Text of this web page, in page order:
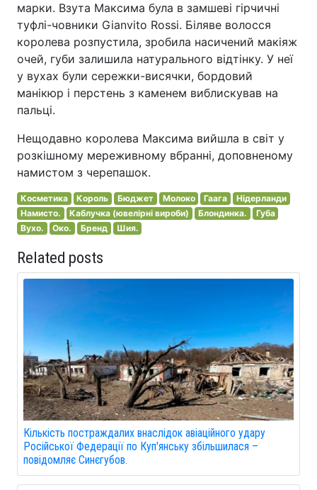
марки. Взута Максима була в замшеві гірчичні
туфлі-човники Gianvito Rossi. Біляве волосся
королева розпустила, зробила насичений макіяж
очей, губи залишила натурального відтінку. У неї
у вухах були сережки-висячки, бордовий
манікюр і перстень з каменем виблискував на
пальці.
Нещодавно королева Максима вийшла в світ у
розкішному мереживному вбранні, доповненому
намистом з черепашок.
Косметика Король Бюджет Молоко Гаага
Нідерланди
Намисто.
Каблучка (ювелірні вироби) Блондинка.
Губа
Вухо.
Око. Бренд Шия.
Related posts
Кількість постраждалих внаслідок авіаційного удару
Російської Федерації по Куп'янську збільшилася –
повідомляє Синєгубов.